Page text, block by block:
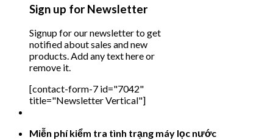
Sign up for Newsletter
Signup for our newsletter to get
notified about sales and new
products. Add any text here or
remove it.
[contact-form-7 id="7042"
title="Newsletter Vertical"]
Miễn phí kiểm tra tình trạng máy lọc nước